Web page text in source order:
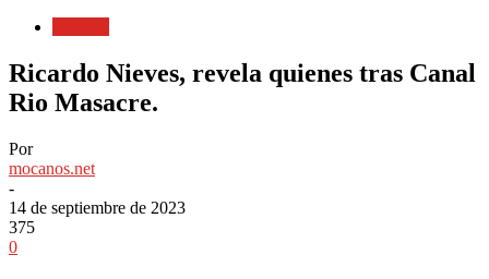
Ricardo Nieves, revela quienes tras Canal
Rio Masacre.
Por
mocanos.net
-
14 de septiembre de 2023
375
0